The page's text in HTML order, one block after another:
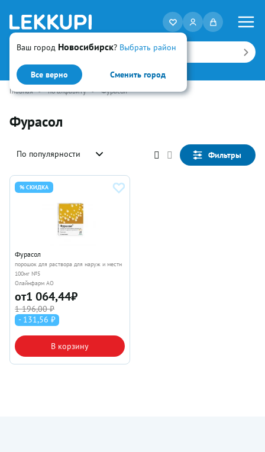
Ваш город Новосибирск? Выбрать район
Все верно Сменить город
Искать
Главная • по алфавиту • Фурасол
Фурасол
По популярности Фильтры
% СКИДКА
Фурасол
порошок для раствора для наруж и местн
100мг №5
Олайнфарм АО
от1 064,44₽
1 196,00 ₽
- 131,56 ₽
В корзину